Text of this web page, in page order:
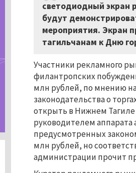
светодиодный экран
будут
мероприятия. Экран
тагильчанам к Дню
Участники рекламного
филантропских
млн рублей, по мнению
законодательства о
открыть в Нижнем
руководителем
предусмотренных
млн рублей, но
администрации прочит